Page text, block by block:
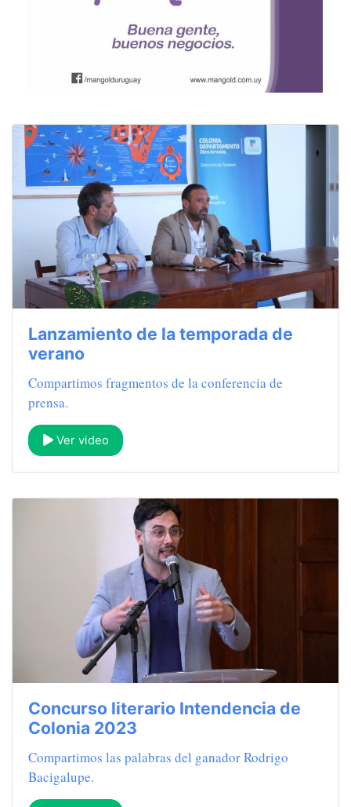
Lanzamiento de la temporada de
verano
Compartimos fragmentos de la conferencia de
prensa.
Ver video
Concurso literario Intendencia de
Colonia 2023
Compartimos las palabras del ganador Rodrigo
Bacigalupe.